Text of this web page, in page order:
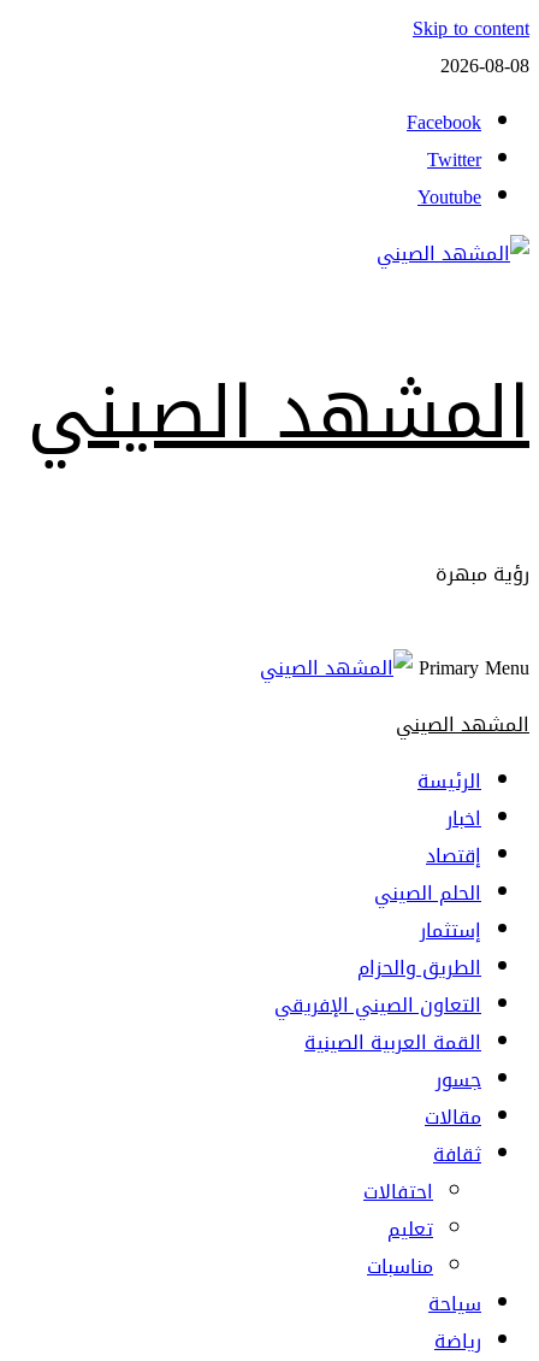
Skip to content
2026-08-08
Facebook
Twitter
Youtube
المشهد الصيني
رؤية مبهرة
Primary Menu
المشهد الصيني
الرئيسة
اخبار
إقتصاد
الحلم الصيني
إستثمار
الطريق والحزام
التعاون الصيني الإفريقي
القمة العربية الصينية
جسور
مقالات
ثقافة
احتفالات
تعليم
مناسبات
سياحة
رياضة